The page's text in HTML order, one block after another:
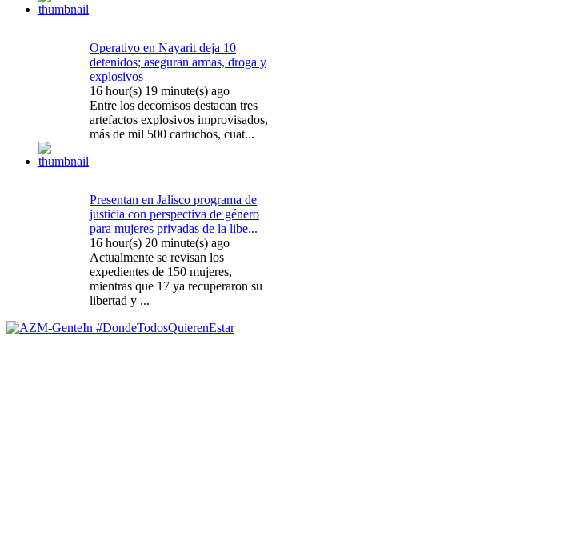
Operativo en Nayarit deja 10
detenidos; aseguran armas, droga y
explosivos
16 hour(s) 19 minute(s) ago
Entre los decomisos destacan tres
artefactos explosivos improvisados,
más de mil 500 cartuchos, cuat...
Presentan en Jalisco programa de
justicia con perspectiva de género
para mujeres privadas de la libe...
16 hour(s) 20 minute(s) ago
Actualmente se revisan los
expedientes de 150 mujeres,
mientras que 17 ya recuperaron su
libertad y ...